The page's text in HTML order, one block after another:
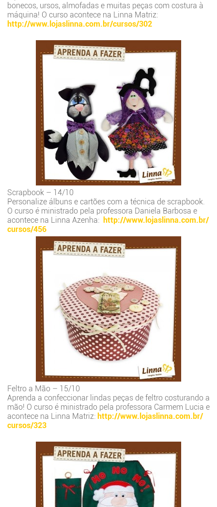
bonecos, ursos, almofadas e muitas peças com costura à
máquina! O curso acontece na Linna Matriz:
http://www.lojaslinna.com.br/cursos/302
Scrapbook – 14/10
Personalize álbuns e cartões com a técnica de scrapbook.
O curso é ministrado pela professora Daniela Barbosa e
acontece na Linna Azenha: http://www.lojaslinna.com.br/
cursos/456
Feltro a Mão – 15/10
Aprenda a confeccionar lindas peças de feltro costurando a
mão! O curso é ministrado pela professora Carmem Lucia e
acontece na Linna Matriz: http://www.lojaslinna.com.br/
cursos/323